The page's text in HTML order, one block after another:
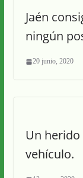
Jaén
ningún
20 junio, 2020
Un herido
vehículo.